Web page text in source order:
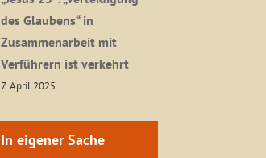
des Glaubens“ in
Zusammenarbeit mit
Verführern ist verkehrt
7. April 2025
In eigener Sache